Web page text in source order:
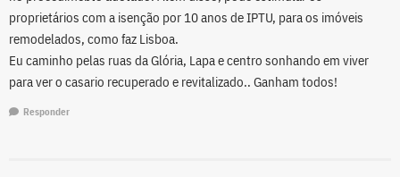
proprietários com a isenção por 10 anos de IPTU, para os imóveis
remodelados, como faz Lisboa.
Eu caminho pelas ruas da Glória, Lapa e centro sonhando em viver
para ver o casario recuperado e revitalizado.. Ganham todos!
Responder